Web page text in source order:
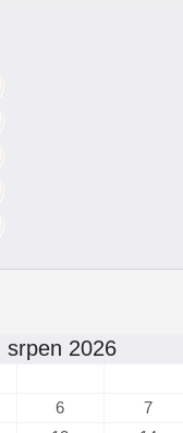
srpen 2026
6
7